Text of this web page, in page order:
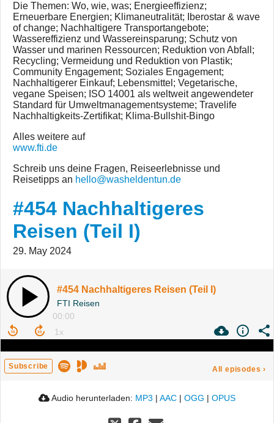
Die Themen: Wo, wie, was; Energieeffizienz;
Erneuerbare Energien; Klimaneutralität; Iberostar & wave
of change; Nachhaltigere Transportangebote;
Wassereffizienz und Wassereinsparung; Schutz von
Wasser und marinen Ressourcen; Reduktion von Abfall;
Recycling; Vermeidung und Reduktion von Plastik;
Community Engagement; Soziales Engagement;
Nachhaltigerer Einkauf; Lebensmittel; Vegetarische,
vegane Speisen; ISO 14001 als weltweit angewendeter
Standard für Umweltmanagementsysteme; Travelife
Nachhaltigkeits-Zertifikat; Klima-Bullshit-Bingo
Alles weitere auf
www.fti.de
Schreib uns deine Fragen, Reiseerlebnisse und
Reisetipps an hello@washeldentun.de
#454 Nachhaltigeres
Reisen (Teil I)
29. May 2024
#454 Nachhaltigeres Reisen (Teil I)
FTI Reisen
00:00
Subscribe All episodes ›
Audio herunterladen: MP3 | AAC | OGG | OPUS